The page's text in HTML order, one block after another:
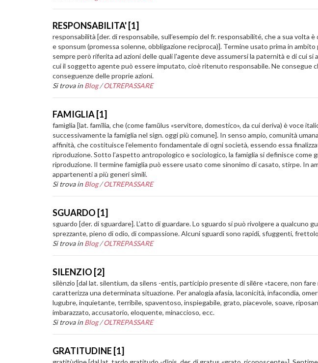
RESPONSABILITA' [1]
responsabilità [der. di responsabile, sull’esempio del fr. responsabilité, che a sua volta
e sponsum (promessa solenne, obbligazione reciproca)]. Termine usato prima in
sempre però riferita ad azioni delle quali l'agente deve assumersi la paternità e di cui
cui il soggetto agente può essere imputato, cioè ritenuto responsabile. Ne consegue
conseguenze delle proprie azioni.
Si trova in Blog /OLTREPASSARE
FAMIGLIA [1]
famìglia [lat. famĭlia, che (come famŭlus «servitore, domestico», da cui deriva) è voce
successivamente la famiglia nel sign. oggi più comune]. In senso ampio, comunità
affinità, che costituisce l’elemento fondamentale di ogni società, essendo essa
riproduzione. Sotto l’aspetto antropologico e sociologico, la famiglia si definisce come
riproduzione. Il termine famiglia può essere usato come sinonimo di casato, stirpe. In
appartenenti a più generi simili.
Si trova in Blog /OLTREPASSARE
SGUARDO [1]
sguardo [der. di sguardare]. L’atto di guardare. Lo sguardo si può rivolgere a qualcuno
sprezzante, pieno di odio, di compassione. Alcuni sguardi sono rapidi, sfuggenti,
Si trova in Blog /OLTREPASSARE
SILENZIO [2]
silènzio [dal lat. silentium, da silens -entis, participio presente di silēre «tacere, non
caratterizza una determinata situazione. Per analogia afasia, laconicità, infacondia,
lugubre, inquietante, terribile, spaventoso, inspiegabile, grato, piacevole, soave,
imbarazzato, accusatorio, eloquente, minaccioso, ecc.
Si trova in Blog /OLTREPASSARE
GRATITUDINE [1]